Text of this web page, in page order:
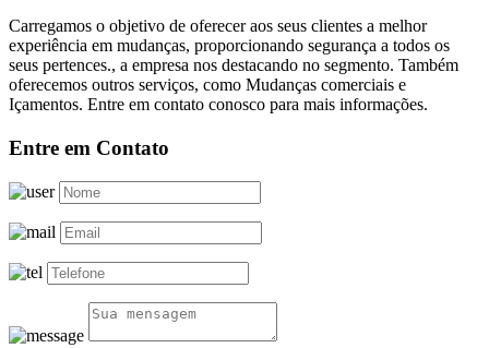
Carregamos o objetivo de oferecer aos seus clientes a melhor
experiência em mudanças, proporcionando segurança a todos os
seus pertences., a empresa nos destacando no segmento. Também
oferecemos outros serviços, como Mudanças comerciais e
Içamentos. Entre em contato conosco para mais informações.
Entre em Contato